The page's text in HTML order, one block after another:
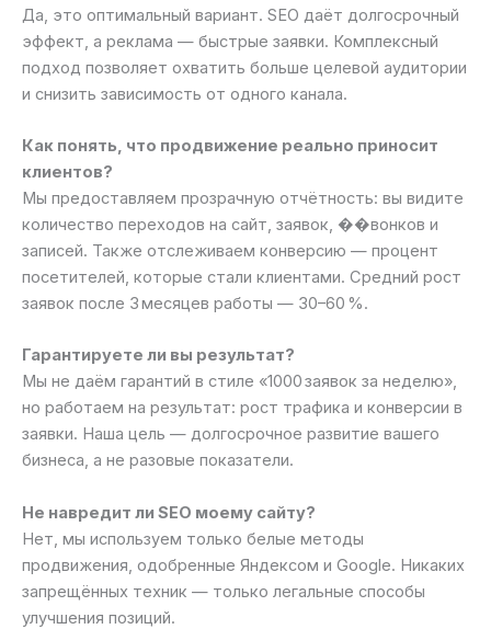
Да, это оптимальный вариант. SEO даёт долгосрочный
эффект, а реклама — быстрые заявки. Комплексный
подход позволяет охватить больше целевой аудитории
и снизить зависимость от одного канала.
Как понять, что продвижение реально приносит
клиентов?
Мы предоставляем прозрачную отчётность: вы видите
количество переходов на сайт, заявок, ��вонков и
записей. Также отслеживаем конверсию — процент
посетителей, которые стали клиентами. Средний рост
заявок после 3 месяцев работы — 30–60 %.
Гарантируете ли вы результат?
Мы не даём гарантий в стиле «1000 заявок за неделю»,
но работаем на результат: рост трафика и конверсии в
заявки. Наша цель — долгосрочное развитие вашего
бизнеса, а не разовые показатели.
Не навредит ли SEO моему сайту?
Нет, мы используем только белые методы
продвижения, одобренные Яндексом и Google. Никаких
запрещённых техник — только легальные способы
улучшения позиций.